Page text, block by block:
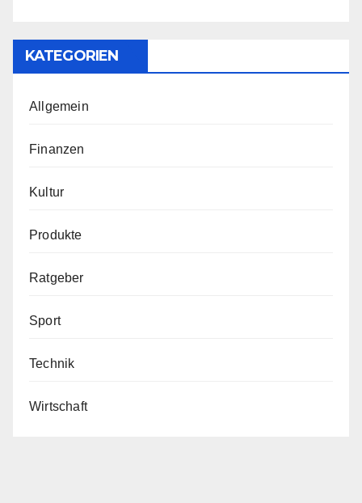
KATEGORIEN
Allgemein
Finanzen
Kultur
Produkte
Ratgeber
Sport
Technik
Wirtschaft